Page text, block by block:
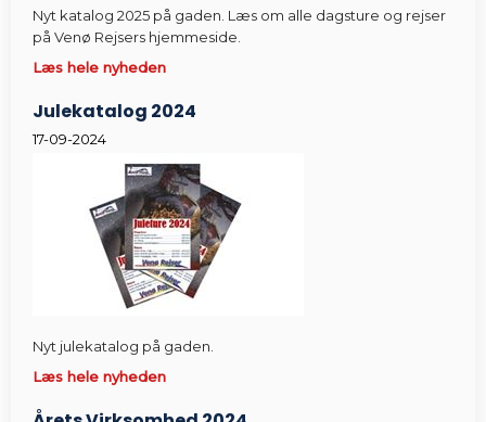
Nyt katalog 2025 på gaden. Læs om alle dagsture og rejser
på Venø Rejsers hjemmeside.
Læs hele nyheden
Julekatalog 2024
17-09-2024
Nyt julekatalog på gaden.
Læs hele nyheden